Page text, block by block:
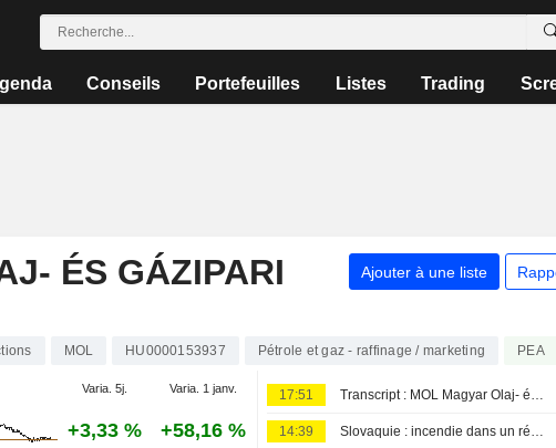
Conseils Portefeuilles Listes Trading
ÉS GÁZIPARI
Ajouter à une liste
MOL HU0000153937 Pétrole et gaz - raffinage / marketing PEA
Varia. 5j. Varia. 1 janv.
+3,33 % +58,16 %
17:51 Transcript : MOL Magyar Olaj- és Gázipari Nyilvánosan Muködo Részvénytársaság, Q2 2026 Earnings Call, Aug 07, 2026
14:39 Slovaquie : incendie dans un réservoir de la raffinerie Slovnaft, aucun blessé à déplorer